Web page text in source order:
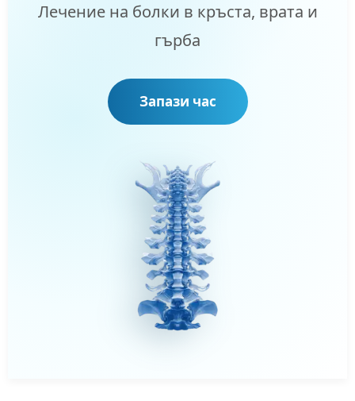
Лечение на болки в кръста, врата и
гърба
Запази час